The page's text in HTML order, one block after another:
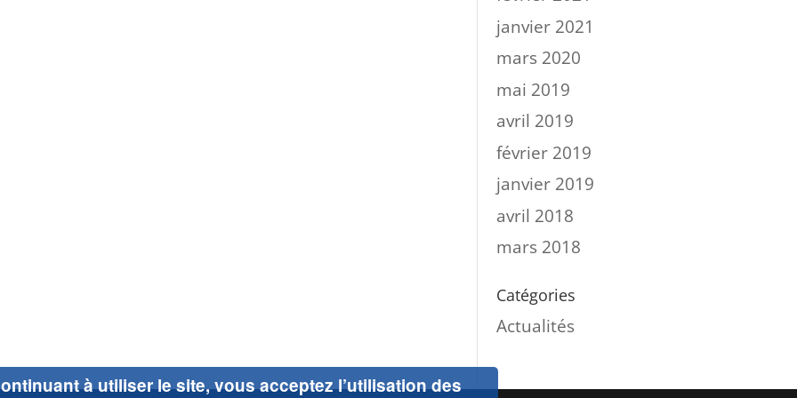
janvier 2021
mars 2020
mai 2019
avril 2019
février 2019
janvier 2019
avril 2018
mars 2018
Catégories
Actualités
à utiliser le site, vous acceptez l’utilisation des